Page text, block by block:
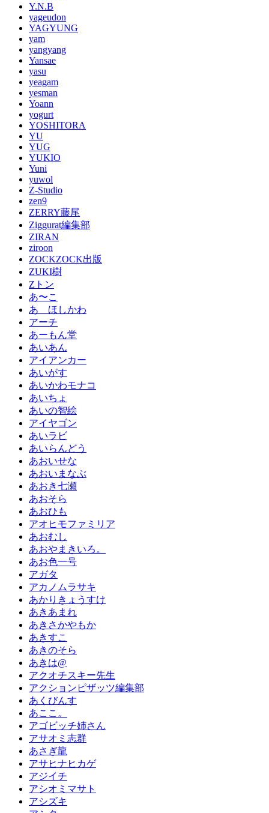
Y.N.B
yageudon
YAGYUNG
yam
yangyang
Yansae
yasu
yeagam
yesman
Yoann
yogurt
YOSHITORA
YU
YUG
YUKIO
Yuni
yuwol
Z-Studio
zen9
ZERRY藤尾
Ziggurat編集部
ZIRAN
ziroon
ZOCKZOCK出版
ZUKI樹
Zトン
あ〜こ
あゝほしかわ
アーチ
あーもん堂
あいあん
アイアンカー
あいがす
あいかわモナコ
あいちょ
あいの智絵
アイヤゴン
あいラビ
あいらんどう
あおいせな
あおいまなぶ
あおき七瀬
あおそら
あおひも
アオヒモファミリア
あおむし
あおやまきいろ。
あお色一号
アガタ
アカノムラサキ
あかりきょうすけ
あきあまれ
あきさかやもか
あきすこ
あきのそら
あきは@
アクオチスキー先生
アクションピザッツ編集部
あくびんす
あここ。
アゴビッチ姉さん
アサオミ志群
あさぎ龍
アサヒナヒカゲ
アジイチ
アシオミマサト
アシズキ